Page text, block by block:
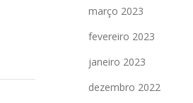
março 2023
fevereiro 2023
janeiro 2023
dezembro 2022